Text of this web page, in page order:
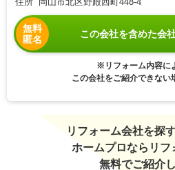
無料
匿名
この会社を含めた会
※リフォーム内容に
この会社をご紹介できない
リフォーム会社を探
ホームプロならリフ
無料でご紹介し